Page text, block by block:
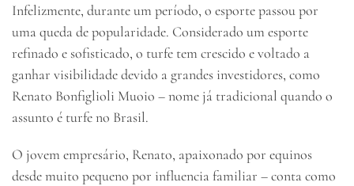
Infelizmente, durante um período, o esporte passou por
uma queda de popularidade. Considerado um esporte
refinado e sofisticado, o turfe tem crescido e voltado a
ganhar visibilidade devido a grandes investidores, como
Renato Bonfiglioli Muoio – nome já tradicional quando o
assunto é turfe no Brasil.
O jovem empresário, Renato, apaixonado por equinos
desde muito pequeno por influencia familiar – conta como